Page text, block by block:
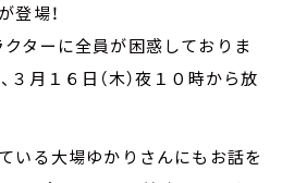
登場！
ターに全員が困惑しておりま
３月１６日（木）夜１０時から放
いる大場ゆかりさんにもお話を